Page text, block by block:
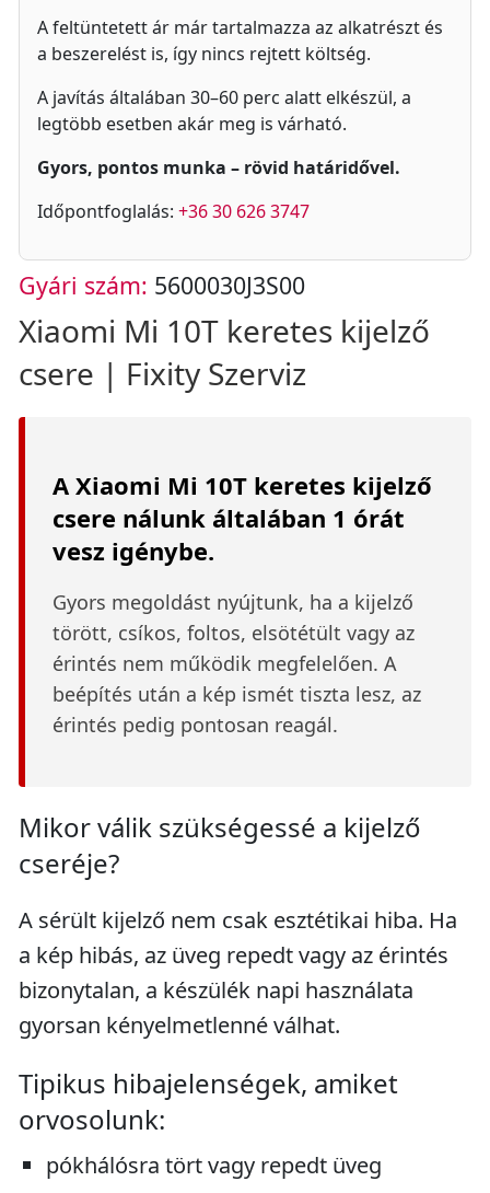
A feltüntetett ár már tartalmazza az alkatrészt és
a beszerelést is, így nincs rejtett költség.
A javítás általában 30–60 perc alatt elkészül, a
legtöbb esetben akár meg is várható.
Gyors, pontos munka – rövid határidővel.
Időpontfoglalás: +36 30 626 3747
Gyári szám: 5600030J3S00
Xiaomi Mi 10T keretes kijelző
csere | Fixity Szerviz
A Xiaomi Mi 10T keretes kijelző
csere nálunk általában 1 órát
vesz igénybe.
Gyors megoldást nyújtunk, ha a kijelző
törött, csíkos, foltos, elsötétült vagy az
érintés nem működik megfelelően. A
beépítés után a kép ismét tiszta lesz, az
érintés pedig pontosan reagál.
Mikor válik szükségessé a kijelző
cseréje?
A sérült kijelző nem csak esztétikai hiba. Ha
a kép hibás, az üveg repedt vagy az érintés
bizonytalan, a készülék napi használata
gyorsan kényelmetlenné válhat.
Tipikus hibajelenségek, amiket
orvosolunk:
pókhálósra tört vagy repedt üveg